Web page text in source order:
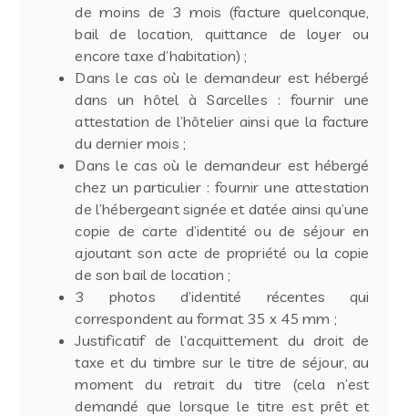
de moins de 3 mois (facture quelconque,
bail de location, quittance de loyer ou
encore taxe d’habitation) ;
Dans le cas où le demandeur est hébergé
dans un hôtel à Sarcelles : fournir une
attestation de l’hôtelier ainsi que la facture
du dernier mois ;
Dans le cas où le demandeur est hébergé
chez un particulier : fournir une attestation
de l’hébergeant signée et datée ainsi qu’une
copie de carte d’identité ou de séjour en
ajoutant son acte de propriété ou la copie
de son bail de location ;
3 photos d’identité récentes qui
correspondent au format 35 x 45 mm ;
Justificatif de l’acquittement du droit de
taxe et du timbre sur le titre de séjour, au
moment du retrait du titre (cela n’est
demandé que lorsque le titre est prêt et